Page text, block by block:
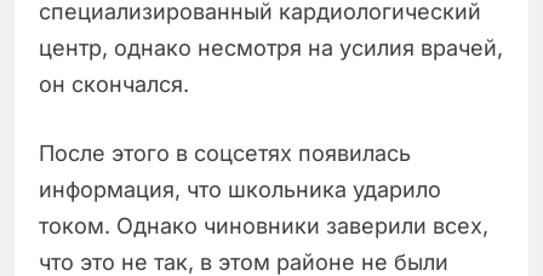
специализированный кардиологический
центр, однако несмотря на усилия врачей,
он скончался.
После этого в соцсетях появилась
информация, что школьника ударило
током. Однако чиновники заверили всех,
что это не так, в этом районе не были